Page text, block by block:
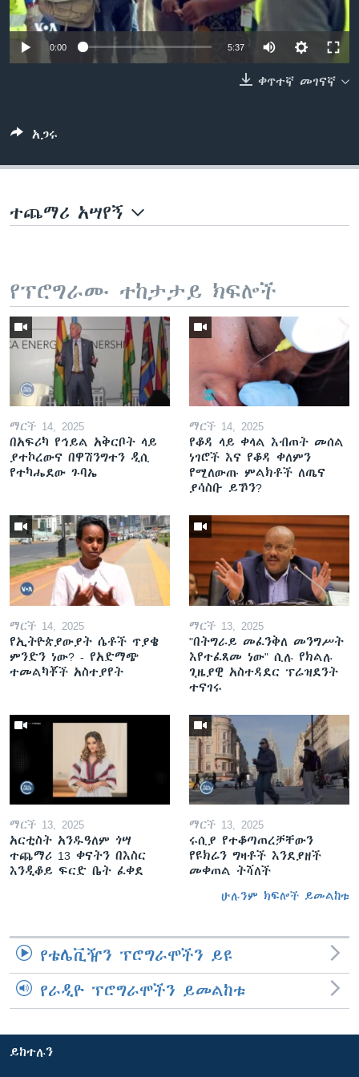
ቋንቋዎች
0:00 5:37
ቀጥተኛ መገናኛ
አጋሩ
ተጨማሪ አሣየኝ
የፕሮግራሙ ተከታታይ ክፍሎች
ማርች 14, 2025
በአፍሪካ የኅይል አቅርቦት ላይ
ያተኮረውና በዋሽንግተን ዲሲ
የተካሔደው ጉባኤ
ማርች 14, 2025
የቆዳ ላይ ቀላል እብጠት መሰል
ነገሮች እና የቆዳ ቀለምን
የሚለውጡ ምልክቶች ለጤና
ያሳስቡ ይኾን?
ማርች 14, 2025
የኢትዮጵያውያት ሴቶች ጥያቄ
ምንድን ነው? - የአድማጭ
ተመልካቾች አስተያየት
ማርች 13, 2025
"በትግራይ መፈንቅለ መንግሥት
እየተፈጸመ ነው" ሲሉ የክልሉ
ጊዜያዊ አስተዳደር ፕሬዝደንት
ተናገሩ
ማርች 13, 2025
አርቲስት አንዱዓለም ጎሣ
ተጨማሪ 13 ቀናትን በእስር
እንዲቆይ ፍርድ ቤት ፈቀደ
ማርች 13, 2025
ሩሲያ የተቆጣጠረቻቸውን
የዩክሬን ግዛቶች እንደያዘች
መቀጠል ትሻለች
ሁሉንም ክፍሎች ይመልከቱ
የቴሌቪዥን ፕሮግራሞችን ይዩ
የራዲዮ ፕሮግራሞችን ይመልከቱ
ይከተሉን